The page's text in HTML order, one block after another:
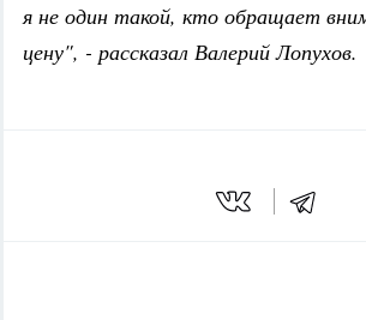
я не один такой, кто обращает
цену", - рассказал Валерий Лопухов.